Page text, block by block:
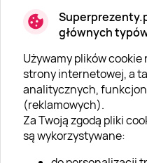
głównych
Używamy plików
strony internetowej, a
analitycznych,
(reklamowych).
Za Twoją zgodą pliki
są wykorzystywane:
O SUPERPREZENTY
O nas
Aktualności
Kariera w Super Prezentach